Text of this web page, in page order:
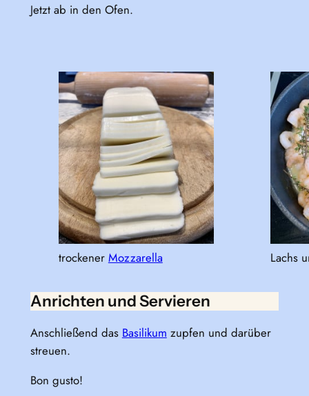
Jetzt ab in den Ofen.
trockener Mozzarella Lachs
Anrichten und Servieren
Anschließend das Basilikum zupfen und darüber
streuen.
Bon gusto!